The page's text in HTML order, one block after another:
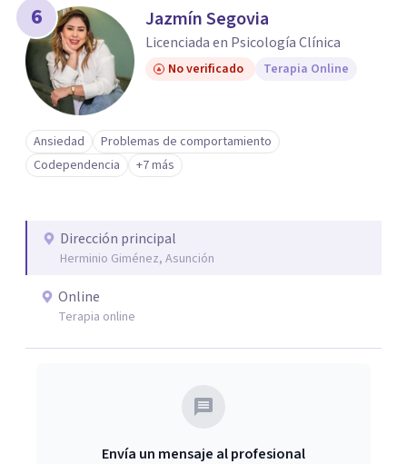
6 Jazmín Segovia
Licenciada en Psicología Clínica
No verificado Terapia Online
Ansiedad
Problemas de comportamiento
Codependencia
+7 más
Dirección principal
Herminio Giménez, Asunción
Online
Terapia online
Envía un mensaje al profesional